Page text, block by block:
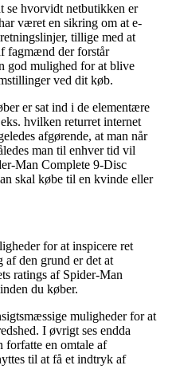
se hvorvidt netbutikken er
været en sikring om at e-
tillige med at
fagmænd der forstår
god mulighed for at blive
ved dit køb.
er sat ind i de elementære
hvilken returret internet
afgørende, at man når
man til enhver tid vil
Man Complete 9-Disc
skal købe til en kvinde eller
for at inspicere ret
af den grund er det at
ratings af Spider-Man
du køber.
muligheder for at
I øvrigt ses endda
forfatte en omtale af
til at få et indtryk af